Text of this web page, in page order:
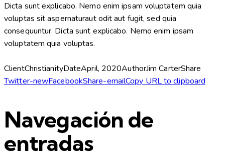
Dicta sunt explicabo. Nemo enim ipsam voluptatem quia
voluptas sit aspernaturaut odit aut fugit, sed quia
consequuntur. Dicta sunt explicabo. Nemo enim ipsam
voluptatem quia voluptas.
ClientChristianityDateApril, 2020AuthorJim CarterShare
Twitter-newFacebookShare-emailCopy URL to clipboard
Navegación de
entradas